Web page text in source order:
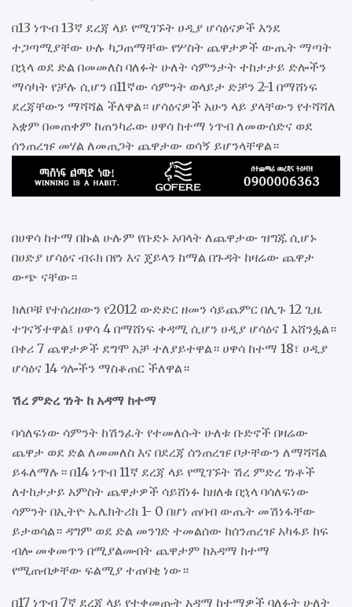
በ13 ነጥብ 13ኛ ደረጃ ላይ የሚገኙት ሀዲያ ሆሳዕናዎች እንደ
ተጋጣሚያቸው ሁሉ ካጋጠማቸው የሦስት ጨዋታዎች ውጤት ማጣት
በኋላ ወደ ድል በመመለስ ባለፉት ሁለት ሳምንታት ተከታታይ ድሎችን
ማሳካት የቻሉ ሲሆን በ11ኛው ሳምንት ወላይታ ድቻን 2-1 በማሸነፍ
ደረጃቸውን ማሻሻል ችለዋል። ሆሳዕናዎች አሁን ላይ ያላቸውን የተሻሻለ
አቋም በመጠቀም ከጠንካራው ሀዋሳ ከተማ ነጥብ ለመውሰድና ወደ
ሰንጠረዡ መሃል ለመጠጋት ጨዋታው ወሳኝ ይሆንላቸዋል።
በሀዋሳ ከተማ በኩል ሁሉም የቡድኑ አባላት ለጨዋታው ዝግጁ ሲሆኑ
በሀድያ ሆሳዕና ብሩክ በየነ እና ጄይላን ከማል በጉዳት ከዛሬው ጨዋታ
ውጭ ናቸው።
ክለቦቹ የተሰረዘውን የ2012 ውድድር ዘመን ሳይጨምር በሊጉ 12 ጊዜ
ተገናኝተዋል፤ ሀዋሳ 4 በማሸነፍ ቀዳሚ ሲሆን ሀዲያ ሆሳዕና 1 አሸንፏል።
በቀሪ 7 ጨዋታዎች ደግሞ አቻ ተለያይተዋል። ሀዋሳ ከተማ 18፣ ሀዲያ
ሆሳዕና 14 ጎሎችን ማስቆጠር ችለዋል።
ሽረ ምድረ ገነት ከ አዳማ ከተማ
ባሳለፍነው ሳምንት ከሽንፈት የተመለሱት ሁለቱ ቡድኖች በዛሬው
ጨዋታ ወደ ድል ለመመለስ እና በደረጃ ሰንጠረዡ ቦታቸውን ለማሻሻል
ይፋለማሉ። በ14 ነጥብ 11ኛ ደረጃ ላይ የሚገኙት ሽረ ምድረ ገነቶች
ለተከታታይ አምስት ጨዋታዎች ሳይሸነፉ ከዘለቁ በኋላ ባሳለፍነው
ሳምንት በኢትዮ ኤሌክትሪክ 1- 0 በሆነ ጠባብ ውጤት መሽነፋቸው
ይታወሳል። ዳግም ወደ ድል መንገድ ተመልሰው ከሰንጠረዡ አካፋይ ከፍ
ብሎ መቀመጥን በሚያልሙበት ጨዋታም ከአዳማ ከተማ
የሚጠብቃቸው ፍልሚያ ተጠባቂ ነው።
በ17 ነጥብ 7ኛ ደረጃ ላይ የተቀመጡት አዳማ ከተማዎች ባለፉት ሁለት